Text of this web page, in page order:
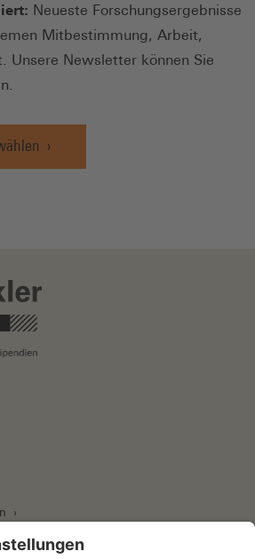
Neueste Forschungsergebnisse
Mitbestimmung, Arbeit,
Unsere Newsletter können Sie